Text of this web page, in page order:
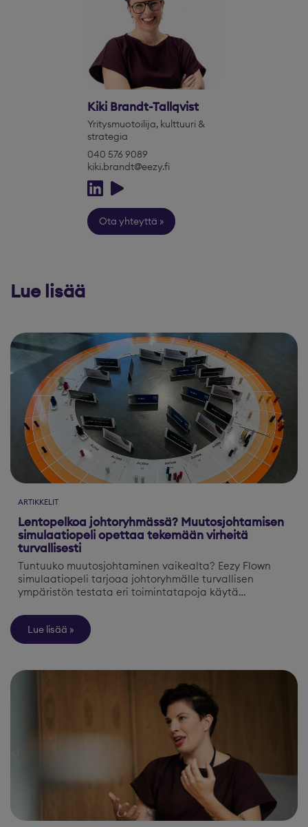
Kiki Brandt-Tallqvist
Yritysmuotoilija, kulttuuri &
strategia
040 576 9089
kiki.brandt@eezy.fi
Ota yhteyttä
Lue lisää
ARTIKKELIT
Lentopelkoa johtoryhmässä? Muutosjohtamisen
simulaatiopeli opettaa tekemään virheitä
turvallisesti
Tuntuuko muutosjohtaminen vaikealta? Eezy Flown
simulaatiopeli tarjoaa johtoryhmälle turvallisen
ympäristön testata eri toimintatapoja käytä…
Lue lisää